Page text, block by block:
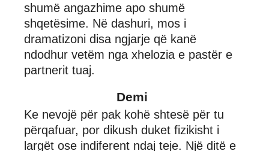
shumë angazhime apo shumë
shqetësime. Në dashuri, mos i
dramatizoni disa ngjarje që kanë
ndodhur vetëm nga xhelozia e pastër e
partnerit tuaj.
Demi
Ke nevojë për pak kohë shtesë për tu
përqafuar, por dikush duket fizikisht i
largët ose indiferent ndaj teje. Një ditë e